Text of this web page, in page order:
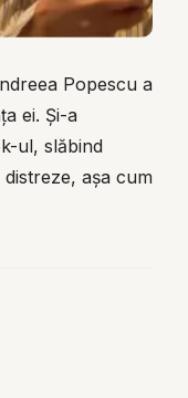
Popescu a
ei. Și-a
ul, slăbind
așa cum